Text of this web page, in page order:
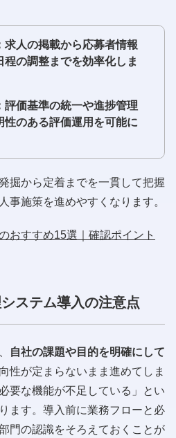
求人の掲載から応募者情報
の調整までを効率化しま
評価基準の統一や進捗管理
性のある評価運用を可能に
掘から定着までを一貫して把握
事施策を進めやすくなります。
おすすめ15選｜確認ポイント
ステム導入の注意点
自社の課題や目的を明確にして
性が定まらないまま進めてしま
要な機能が不足している」とい
ます。導入前に業務フローと必
門の認識をそろえておくことが